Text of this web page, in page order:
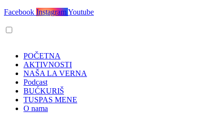
Facebook InstagramYoutube
POČETNA
AKTIVNOSTI
NAŠA LA VERNA
Podcast
BUĆKURIŠ
TUSPAS MENE
O nama